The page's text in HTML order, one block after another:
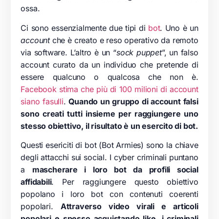
ossa.
Ci sono essenzialmente due tipi di bot. Uno è un
accountche è creato e reso operativo da remoto
via software. L’altro è un “sock puppet”, un falso
account curato da un individuo che pretende di
essere qualcuno o qualcosa che non è.
Facebook stima che più di 100 milioni di account
siano fasulli.Quando un gruppo di account falsi
sono creati tutti insieme per raggiungere uno
stesso obiettivo, il risultato è un esercito di bot.
Questi esericiti di bot (Bot Armies) sono la chiave
degli attacchi sui social. I cyber criminali puntano
a mascherare i loro bot da profili social
affidabili. Per raggiungere questo obiettivo
popolano i loro bot con contenuti coerenti
popolari. Attraverso video virali e articoli